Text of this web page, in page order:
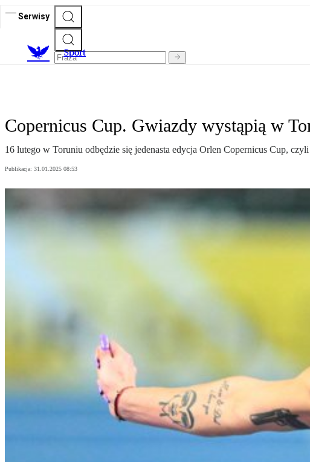
Serwisy
Sport
Copernicus Cup. Gwiazdy wystąpią w
16 lutego w Toruniu odbędzie się jedenasta edycja Orlen Copernicus Cup,
Publikacja: 31.01.2025 08:53